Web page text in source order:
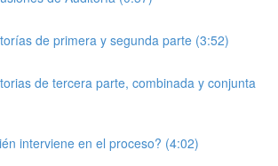
de primera y segunda parte (3:52)
de tercera parte, combinada y conjunta
interviene en el proceso? (4:02)